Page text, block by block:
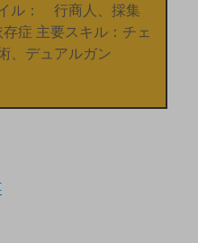
ル： 行商人、採集
症 主要スキル：チェ
、デュアルガン